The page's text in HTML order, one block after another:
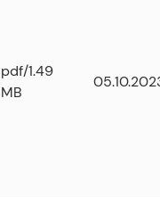
pdf/1.49
MB